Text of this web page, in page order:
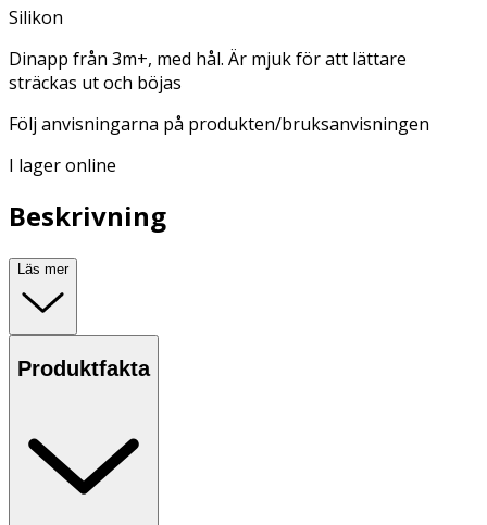
Silikon
Dinapp från 3m+, med hål. Är mjuk för att lättare
sträckas ut och böjas
Följ anvisningarna på produkten/bruksanvisningen
I lager online
Beskrivning
Läs mer
Produktfakta